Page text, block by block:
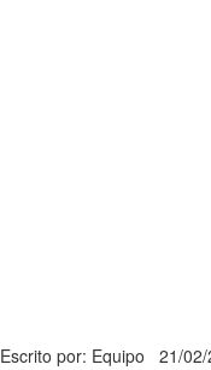
Escrito por: Equipo 21/